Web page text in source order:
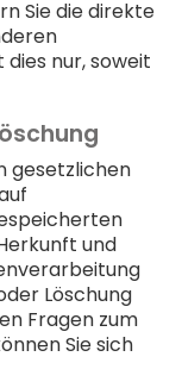
Sie die direkte
nur, soweit
gesetzlichen
und
Löschung
Fragen zum
Sie sich